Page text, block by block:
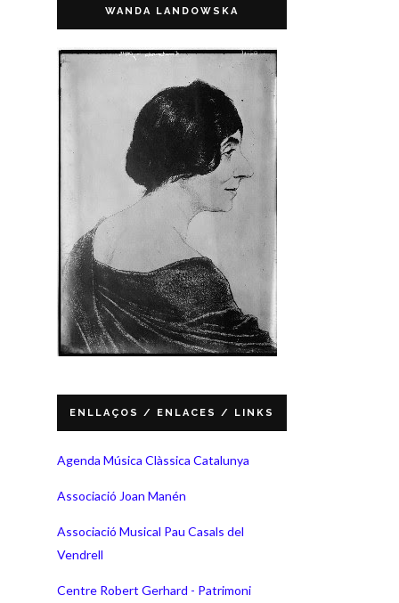
WANDA LANDOWSKA
ENLLAÇOS / ENLACES / LINKS
Agenda Música Clàssica Catalunya
Associació Joan Manén
Associació Musical Pau Casals del
Vendrell
Centre Robert Gerhard - Patrimoni